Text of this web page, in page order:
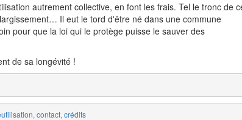
autrement collective, en font les frais. Tel le tronc de
Il eut le tord d'être né dans une commune
pour que la loi qui le protège puisse le sauver des
de sa longévité !
, contact, crédits